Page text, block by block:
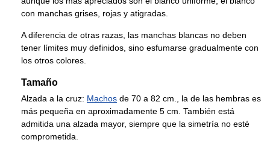
con manchas grises, rojas y atigradas.
A diferencia de otras razas, las manchas blancas no deben
tener límites muy definidos, sino esfumarse gradualmente con
los otros colores.
Tamaño
Alzada a la cruz: Machos de 70 a 82 cm., la de las hembras es
más pequeña en aproximadamente 5 cm. También está
admitida una alzada mayor, siempre que la simetría no esté
comprometida.